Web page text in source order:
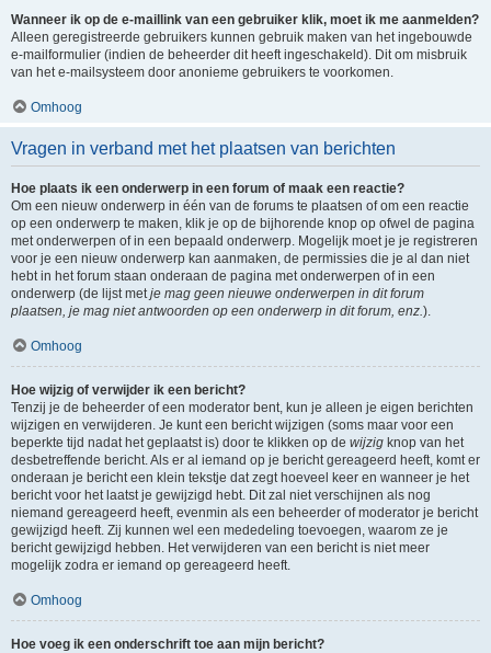
Wanneer ik op de e-maillink van een gebruiker klik, moet ik me aanmelden?
Alleen geregistreerde gebruikers kunnen gebruik maken van het ingebouwde
e-mailformulier (indien de beheerder dit heeft ingeschakeld). Dit om misbruik
van het e-mailsysteem door anonieme gebruikers te voorkomen.
Omhoog
Vragen in verband met het plaatsen van berichten
Hoe plaats ik een onderwerp in een forum of maak een reactie?
Om een nieuw onderwerp in één van de forums te plaatsen of om een reactie
op een onderwerp te maken, klik je op de bijhorende knop op ofwel de pagina
met onderwerpen of in een bepaald onderwerp. Mogelijk moet je je registreren
voor je een nieuw onderwerp kan aanmaken, de permissies die je al dan niet
hebt in het forum staan onderaan de pagina met onderwerpen of in een
onderwerp (de lijst metje mag geen nieuwe onderwerpen in dit forum
plaatsen, je mag niet antwoorden op een onderwerp in dit forum, enz.).
Omhoog
Hoe wijzig of verwijder ik een bericht?
Tenzij je de beheerder of een moderator bent, kun je alleen je eigen berichten
wijzigen en verwijderen. Je kunt een bericht wijzigen (soms maar voor een
beperkte tijd nadat het geplaatst is) door te klikken op de wijzig knop van het
desbetreffende bericht. Als er al iemand op je bericht gereageerd heeft, komt er
onderaan je bericht een klein tekstje dat zegt hoeveel keer en wanneer je het
bericht voor het laatst je gewijzigd hebt. Dit zal niet verschijnen als nog
niemand gereageerd heeft, evenmin als een beheerder of moderator je bericht
gewijzigd heeft. Zij kunnen wel een mededeling toevoegen, waarom ze je
bericht gewijzigd hebben. Het verwijderen van een bericht is niet meer
mogelijk zodra er iemand op gereageerd heeft.
Omhoog
Hoe voeg ik een onderschrift toe aan mijn bericht?